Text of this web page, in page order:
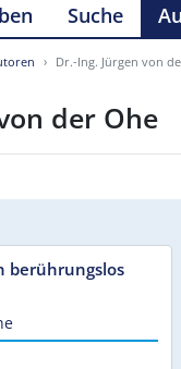
Suche
Dr.-Ing. Jürgen von
der Ohe
berührungslos